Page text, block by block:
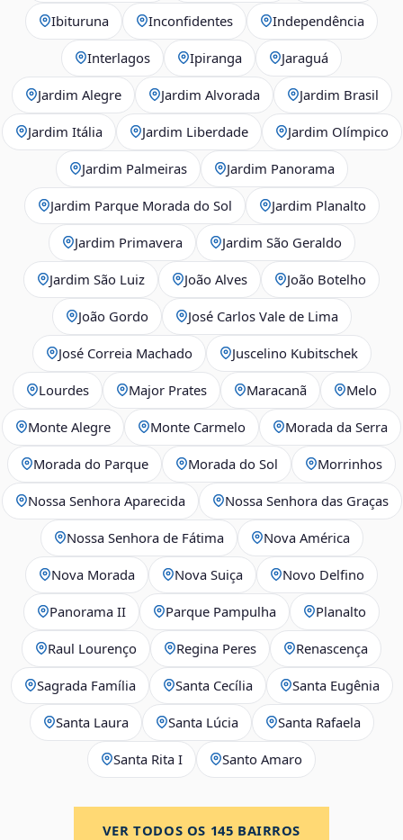
Ibituruna Inconfidentes Independência
Interlagos Ipiranga Jaraguá
Jardim Alegre Jardim Alvorada Jardim Brasil
Jardim Itália Jardim Liberdade Jardim Olímpico
Jardim Palmeiras Jardim Panorama
Jardim Parque Morada do Sol Jardim Planalto
Jardim Primavera Jardim São Geraldo
Jardim São Luiz João Alves João Botelho
João Gordo José Carlos Vale de Lima
José Correia Machado Juscelino Kubitschek
Lourdes Major Prates Maracanã Melo
Monte Alegre Monte Carmelo Morada da Serra
Morada do Parque Morada do Sol Morrinhos
Nossa Senhora Aparecida Nossa Senhora das Graças
Nossa Senhora de Fátima Nova América
Nova Morada Nova Suiça Novo Delfino
Panorama II Parque Pampulha Planalto
Raul Lourenço Regina Peres Renascença
Sagrada Família Santa Cecília Santa Eugênia
Santa Laura Santa Lúcia Santa Rafaela
Santa Rita I Santo Amaro
VER TODOS OS 145 BAIRROS